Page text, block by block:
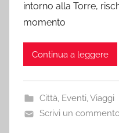
intorno alla Torre,
momento
Continua a leggere
Città, Eventi,Viaggi
Scrivi un